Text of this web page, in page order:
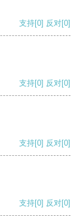
支持[0] 反对[0]
支持[0] 反对[0]
支持[0] 反对[0]
支持[0] 反对[0]